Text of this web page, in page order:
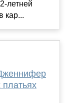
летней
кар...